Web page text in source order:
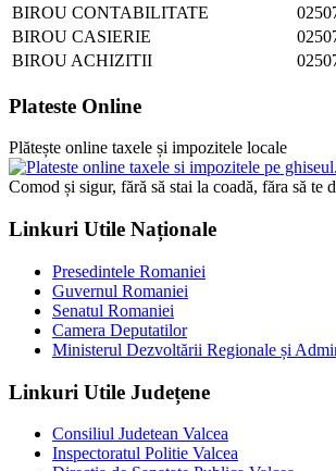
BIROU CONTABILITATE
BIROU CASIERIE
BIROU ACHIZITII
Plateste Online
Plătește online taxele și impozitele locale
Comod și sigur, fără să stai la coadă, făra să te
Linkuri Utile Naționale
Presedintele Romaniei
Guvernul Romaniei
Senatul Romaniei
Camera Deputatilor
Ministerul Dezvoltării Regionale și
Linkuri Utile Județene
Consiliul Judetean Valcea
Inspectoratul Politie Valcea